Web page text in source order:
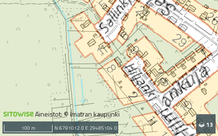
Aineistot: © Imatran kaupunki
100 m N:6791012.0 E:29485104.0 13